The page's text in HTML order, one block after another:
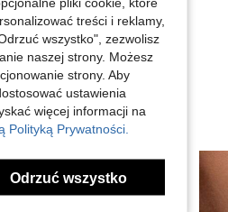
treści i reklamy,
wszystko", zezwolisz
naszej strony. Możesz
strony. Aby
ustawienia
więcej informacji na
Polityką Prywatności.
Odrzuć wszystko